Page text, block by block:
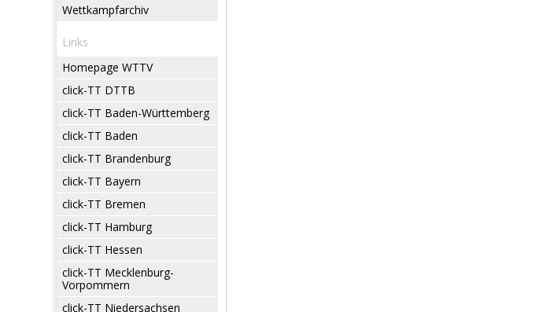
Wettkampfarchiv
Links
Homepage WTTV
click-TT DTTB
click-TT Baden-Württemberg
click-TT Baden
click-TT Brandenburg
click-TT Bayern
click-TT Bremen
click-TT Hamburg
click-TT Hessen
click-TT Mecklenburg-
Vorpommern
click-TT Niedersachsen